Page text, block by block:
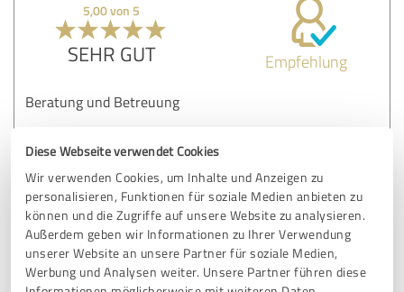
Diese Webseite verwendet Cookies
Wir verwenden Cookies, um Inhalte und Anzeigen zu
personalisieren, Funktionen für soziale Medien anbieten zu
können und die Zugriffe auf unsere Website zu analysieren.
Außerdem geben wir Informationen zu Ihrer Verwendung
unserer Website an unsere Partner für soziale Medien,
Werbung und Analysen weiter. Unsere Partner führen diese
5,00 von 5
SEHR GUT Empfehlung
Beratung und Betreuung
Erfahrungsbericht & Bewertung zu:
Speed-Fix Klauenpflegestand - Fa. Josef
Ametsreiter GmbH
12.08.2025 Thomas u. Petra E.